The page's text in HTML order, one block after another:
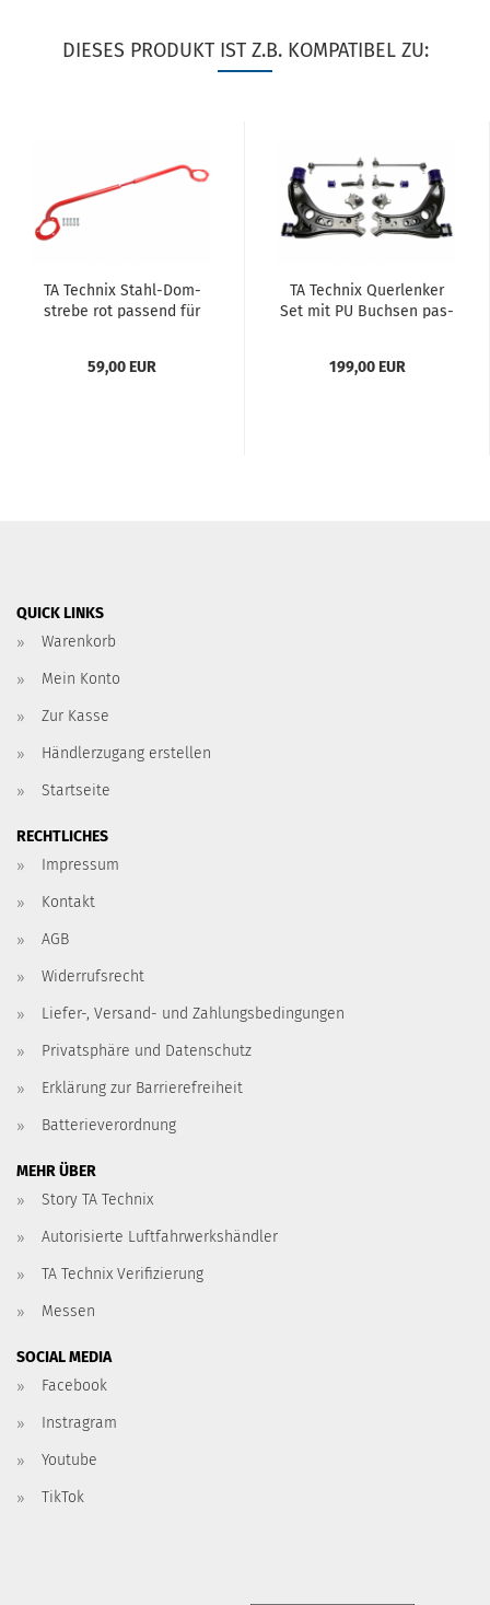
DIESES PRODUKT IST Z.B. KOMPATIBEL ZU:
TA Tech­nix Stahl-​​Dom­
stre­be rot pas­send für
59,00 EUR
TA Tech­nix Quer­len­ker
Set mit PU Buch­sen pas­
199,00 EUR
QUICK LINKS
Warenkorb
Mein Konto
Zur Kasse
Händlerzugang erstellen
Startseite
RECHTLICHES
Impressum
Kontakt
AGB
Widerrufsrecht
Liefer-, Versand- und Zahlungsbedingungen
Privatsphäre und Datenschutz
Erklärung zur Barrierefreiheit
Batterieverordnung
MEHR ÜBER
Story TA Technix
Autorisierte Luftfahrwerkshändler
TA Technix Verifizierung
Messen
SOCIAL MEDIA
Facebook
Instragram
Youtube
TikTok